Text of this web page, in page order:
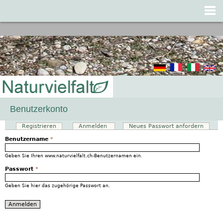
Benutzerkonto
Haupt-Reiter
Registrieren Anmelden (aktiver Reiter)
Neues Passwort anfordern
Benutzername *
Geben Sie Ihren www.naturvielfalt.ch-Benutzernamen ein.
Passwort *
Geben Sie hier das zugehörige Passwort an.